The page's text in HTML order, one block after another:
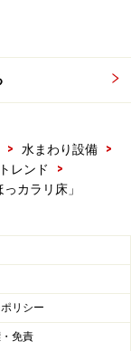
> 水まわり設備
>
レンド
>
カラリ床」
リシー
免責